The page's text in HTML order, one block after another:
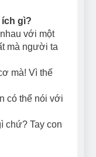
ích gì?
với một
mà người ta
mà! Vì thế
có thể nói với
chứ? Tay con